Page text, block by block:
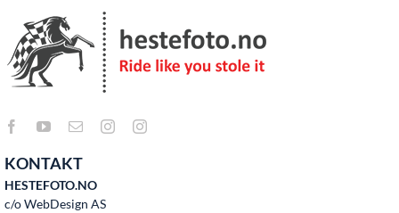
KONTAKT
HESTEFOTO.NO
c/o WebDesign AS